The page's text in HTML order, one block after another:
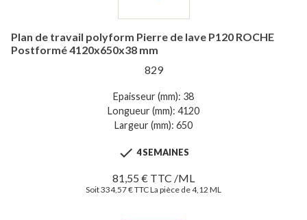
Plan de travail polyform Pierre de lave P120 ROCHE
Postformé 4120x650x38 mm
829
Epaisseur (mm): 38
Longueur (mm): 4120
Largeur (mm): 650
 4 SEMAINES
81,55 € TTC /ML
Soit 334,57 € TTC La pièce de 4,12 ML